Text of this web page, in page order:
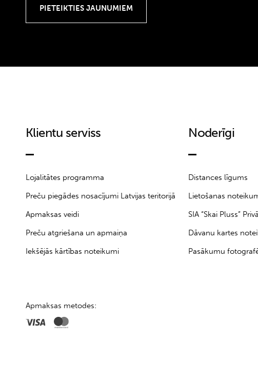
Klientu serviss
Lojalitātes programma
Preču piegādes nosacījumi Latvijas teritorijā
Apmaksas veidi
Preču atgriešana un apmaiņa
Iekšējās kārtības noteikumi
Noderīgi
Distances līgums
Lietošanas
SIA “Skai Pluss”
Dāvanu kartes
Pasākumu
Apmaksas metodes: